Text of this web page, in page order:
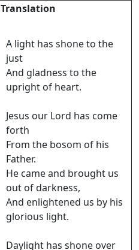
Translation
A light has shone to the
just
And gladness to the
upright of heart.
Jesus our Lord has come
forth
From the bosom of his
Father.
He came and brought us
out of darkness,
And enlightened us by his
glorious light.
Daylight has shone over